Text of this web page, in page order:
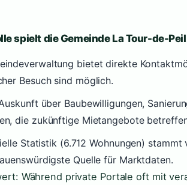
spielt die Gemeinde La Tour-de-
bietet direkte
Besuch sind möglich.
über Baubewilligungen,
die zukünftige Mietangebote
Statistik (6.712 Wohnungen) stammt
Quelle für Marktdaten.
Während private Portale oft mit